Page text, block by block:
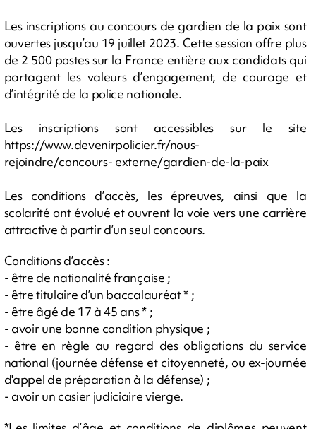
Les inscriptions au concours de gardien de la paix sont
ouvertes jusqu’au 19 juillet 2023. Cette session offre plus
de 2 500 postes sur la France entière aux candidats qui
partagent les valeurs d’engagement, de courage et
d’intégrité de la police nationale.
Les inscriptions sont accessibles sur le site
https://www.devenirpolicier.fr/nous-
rejoindre/concours- externe/gardien-de-la-paix
Les conditions d’accès, les épreuves, ainsi que la
scolarité ont évolué et ouvrent la voie vers une carrière
attractive à partir d’un seul concours.
Conditions d’accès :
- être de nationalité française ;
- être titulaire d’un baccalauréat * ;
- être âgé de 17 à 45 ans * ;
- avoir une bonne condition physique ;
- être en règle au regard des obligations du service
national (journée défense et citoyenneté, ou ex-journée
d'appel de préparation à la défense) ;
- avoir un casier judiciaire vierge.